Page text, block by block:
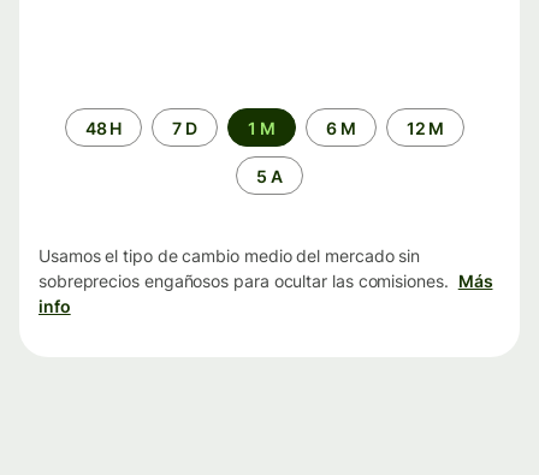
Periodo48 H 7 D 1 M 6 M 12 M
5 A
Usamos el tipo de cambio medio del mercado sin
sobreprecios engañosos para ocultar las comisiones. Más
info